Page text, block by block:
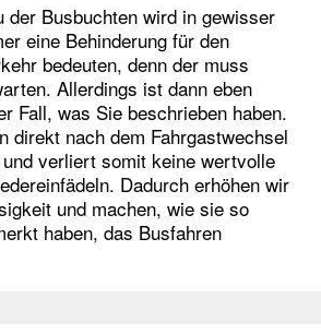
der Busbuchten wird in gewisser
eine Behinderung für den
bedeuten, denn der muss
Allerdings ist dann eben
Fall, was Sie beschrieben haben.
direkt nach dem Fahrgastwechsel
verliert somit keine wertvolle
Dadurch erhöhen wir
und machen, wie sie so
haben, das Busfahren